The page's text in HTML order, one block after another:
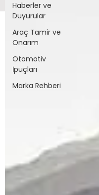
Haberler ve
Duyurular
Araç Tamir ve
Onarım
Otomotiv
İpuçları
Marka Rehberi